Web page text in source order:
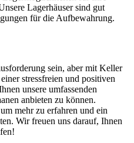
Lagerhäuser sind gut
für die Aufbewahrung.
sein, aber mit Keller
stressfreien und positiven
unsere umfassenden
anbieten zu können.
mehr zu erfahren und ein
Wir freuen uns darauf, Ihnen